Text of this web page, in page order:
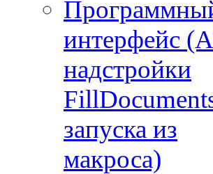
интерфейс
надстройки
запуска из
макроса)